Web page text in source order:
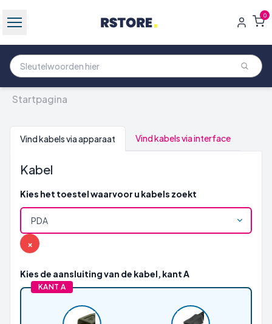
0
Startpagina
Vind kabels via apparaat Vind kabels via interface
Kabel
Kies het toestel waarvoor u kabels zoekt
×
Kies de aansluiting van de kabel, kant A
KANT A